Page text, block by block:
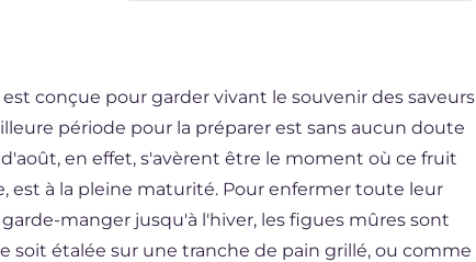
conçue pour garder vivant le souvenir des saveurs
période pour la préparer est sans aucun doute
d'août, en effet, s'avèrent être le moment où ce fruit
est à la pleine maturité. Pour enfermer toute leur
manger jusqu'à l'hiver, les figues mûres sont
soit étalée sur une tranche de pain grillé, ou comme